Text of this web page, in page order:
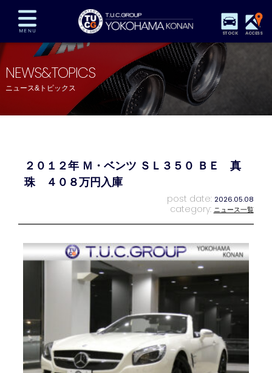
STOCK ACCESS
在庫車両情報 保証&サービス パーツリスト
TUCとは？ 店舗情報 アクセスマップ
全国納車 特別作業 注文販売
プライバシーポリシー スタッフblog
NEWS&TOPICS
ニュース&トピックス
２０１２年 Ｍ・ベンツ ＳＬ３５０ ＢＥ 真
珠 ４０８万円入庫
post date: 2026.05.08
category: ニュース一覧